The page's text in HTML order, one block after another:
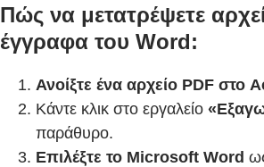
Πώς να μετατρέψετε
έγγραφα του Word:
Ανοίξτε ένα αρχείο PDF στο
Κάντε κλικ στο εργαλείο
παράθυρο.
Επιλέξτε το Microsoft Word